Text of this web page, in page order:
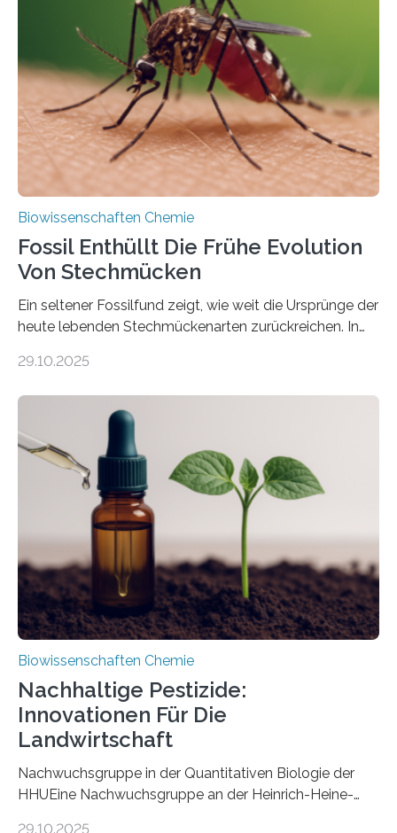
lebten. Unter den Vorfahren sticht eine Gruppe heraus,
die noch heute in der Natur vorkommt: die
Süßwasseralge Coleochaetophyceae. Einige Arten
dieser Gruppe bilden aus Zellfäden dichte Geflechte
mit scheibenförmiger Gestalt. Was auffällig ist: Die
nächsten…
Biowissenschaften Chemie
Fossil Enthüllt Die Frühe Evolution
Von Stechmücken
Ein seltener Fossilfund zeigt, wie weit die Ursprünge der
heute lebenden Stechmückenarten zurückreichen. In
Forschende die bisher älteste bekannte Stechmücken-
Region Kachin in Myanmar und hat sich in
ausgezeichnetem Zustand erhalten. Es konnte als neue
Art einer neuen Gattung beschrieben werden und trägt
nun den Namen Cretosabethes primaevus. Dieser erste
fossile Nachweis einer Stechmückenlarve in Bernstein
stellt gleichzeitig den ersten Fossilfund einer
Mückenlarve aus dem Mesozoikum dar, denn…
29.10.2025
Biowissenschaften Chemie
Nachhaltige Pestizide:
Innovationen Für Die
Landwirtschaft
Nachwuchsgruppe in der Quantitativen Biologie der
HHUEine Nachwuchsgruppe an der Heinrich-Heine-
29.10.2025